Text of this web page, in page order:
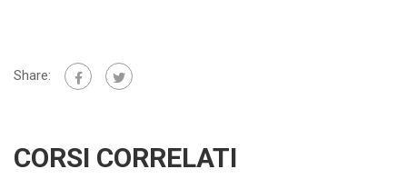
Share:
CORSI CORRELATI